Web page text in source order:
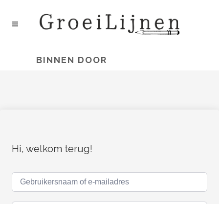
BINNEN DOOR
Hi, welkom terug!